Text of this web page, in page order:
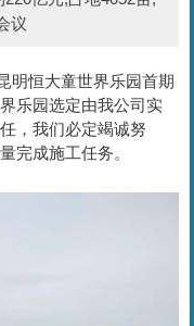
议
恒大童世界乐园首期
乐园选定由我公司实
，我们必定竭诚努
完成施工任务。